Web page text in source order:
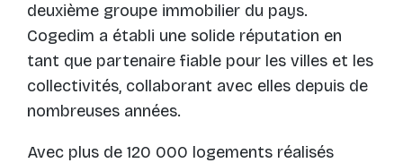
deuxième groupe immobilier du pays.
Cogedim a établi une solide réputation en
tant que partenaire fiable pour les villes et les
collectivités, collaborant avec elles depuis de
nombreuses années.
Avec plus de 120 000 logements réalisés